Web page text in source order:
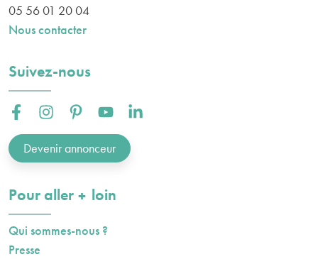
05 56 01 20 04
Nous contacter
Suivez-nous
Facebook :Instagram :Pinterest :Youtube :Linkedin :
Devenir annonceur
Pour aller plusloin
Qui sommes-nous ?
Presse